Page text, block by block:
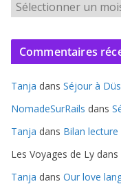
r
c
v
e
Commentaires
Tanja dans Séjour à
NomadeSurRails dans
Tanja dans Bilan
Les Voyages de Ly dans
Tanja dans Our love